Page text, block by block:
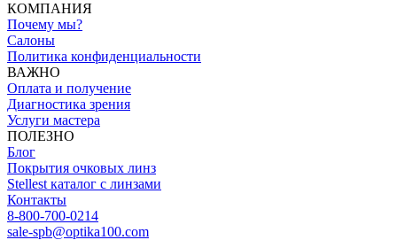
КОМПАНИЯ
Почему мы?
Салоны
Политика конфиденциальности
ВАЖНО
Оплата и получение
Диагностика зрения
Услуги мастера
ПОЛЕЗНО
Блог
Покрытия очковых линз
Stellest каталог с линзами
Контакты
8-800-700-0214
sale-spb@optika100.com